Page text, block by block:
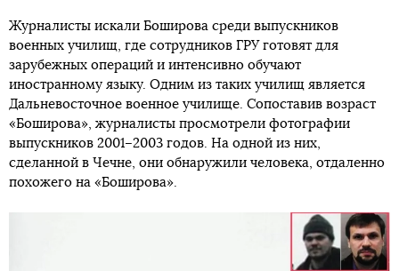
Журналисты искали Боширова среди выпускников
военных училищ, где сотрудников ГРУ готовят для
зарубежных операций и интенсивно обучают
иностранному языку. Одним из таких училищ является
Дальневосточное военное училище. Сопоставив возраст
«Боширова», журналисты просмотрели фотографии
выпускников 2001–2003 годов. На одной из них,
сделанной в Чечне, они обнаружили человека, отдаленно
похожего на «Боширова».